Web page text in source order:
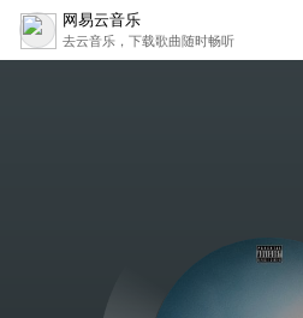
网易云音乐
去云音乐，下载歌曲随时畅听